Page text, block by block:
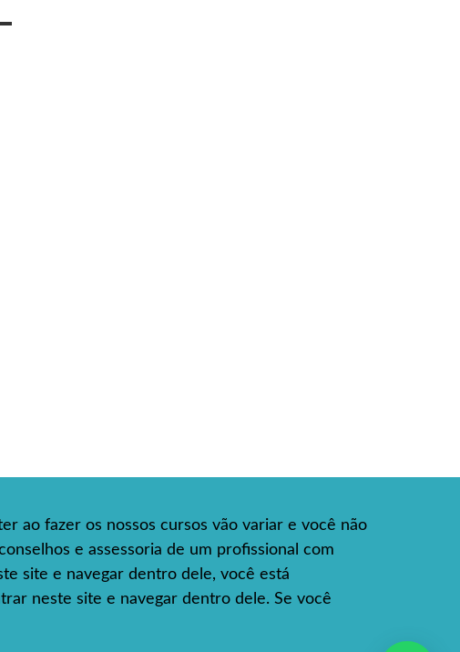
ao fazer os nossos cursos vão variar e você não
e assessoria de um profissional com
site e navegar dentro dele, você está
neste site e navegar dentro dele. Se você